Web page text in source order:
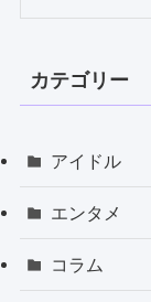
カテゴリー
アイドル
エンタメ
コラム